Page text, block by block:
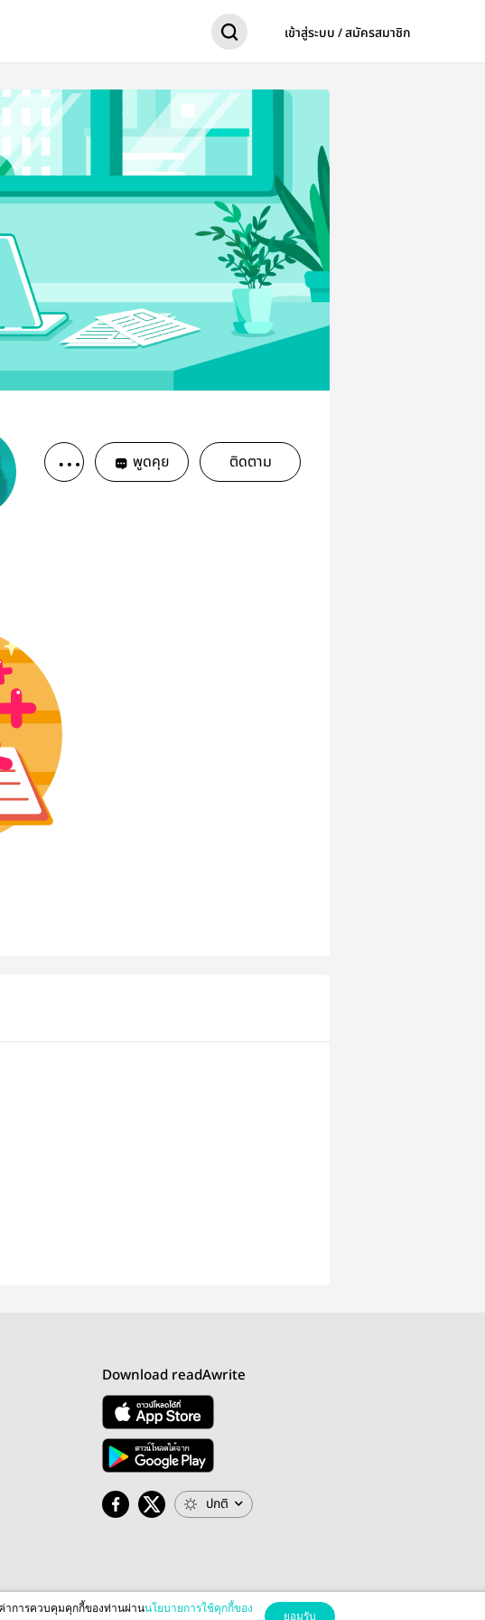
เข้าสู่ระบบ / สมัครสมาชิก
พูดคุย ติดตาม
Download readAwrite
ปกติ
Limited
าการควบคุมคุกกี้ของท่านผ่านนโยบายการใช้คุกกี้ของ
ยอมรับ